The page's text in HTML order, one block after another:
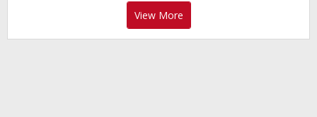
View More